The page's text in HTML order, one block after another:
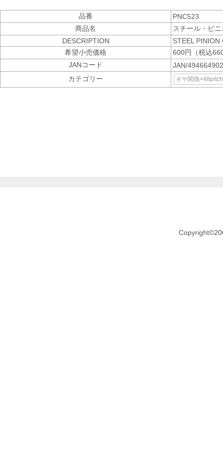
品番
PNC523
商品名
スチール・ピ
DESCRIPTION
STEEL
希望小売価格
600円（税込
JANコード
JAN/
カテゴリー
ギヤ関係